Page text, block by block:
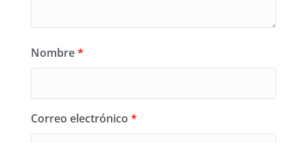
Nombre*
Correo electrónico *